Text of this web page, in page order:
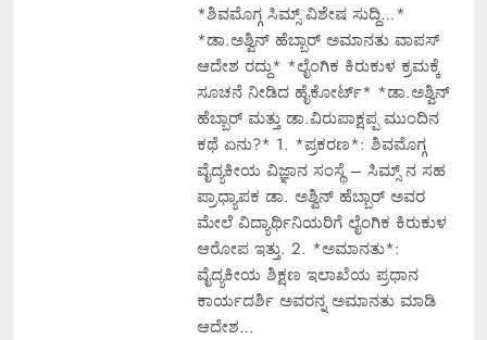
*ಶಿವಮೊಗ್ಗ ಸಿಮ್ಸ್ ವಿಶೇಷ ಸುದ್ದಿ…*
*ಡಾ.ಅಶ್ವಿನ್ ಹೆಬ್ಬಾರ್ ಅಮಾನತು ವಾಪಸ್
ಆದೇಶ ರದ್ದು* *ಲೈಂಗಿಕ ಕಿರುಕುಳ ಕ್ರಮಕ್ಕೆ
ಸೂಚನೆ ನೀಡಿದ ಹೈಕೋರ್ಟ್* *ಡಾ.ಅಶ್ವಿನ್
ಹೆಬ್ಬಾರ್ ಮತ್ತು ಡಾ.ವಿರುಪಾಕ್ಷಪ್ಪ ಮುಂದಿನ
ಕಥೆ ಏನು?* 1. *ಪ್ರಕರಣ*: ಶಿವಮೊಗ್ಗ
ವೈದ್ಯಕೀಯ ವಿಜ್ಞಾನ ಸಂಸ್ಥೆ – ಸಿಮ್ಸ್ ನ ಸಹ
ಪ್ರಾಧ್ಯಾಪಕ ಡಾ. ಅಶ್ವಿನ್ ಹೆಬ್ಬಾರ್ ಅವರ
ಮೇಲೆ ವಿದ್ಯಾರ್ಥಿನಿಯರಿಗೆ ಲೈಂಗಿಕ ಕಿರುಕುಳ
ಆರೋಪ ಇತ್ತು. 2. *ಅಮಾನತು*:
ವೈದ್ಯಕೀಯ ಶಿಕ್ಷಣ ಇಲಾಖೆಯ ಪ್ರಧಾನ
ಕಾರ್ಯದರ್ಶಿ ಅವರನ್ನ ಅಮಾನತು ಮಾಡಿ
ಆದೇಶ…